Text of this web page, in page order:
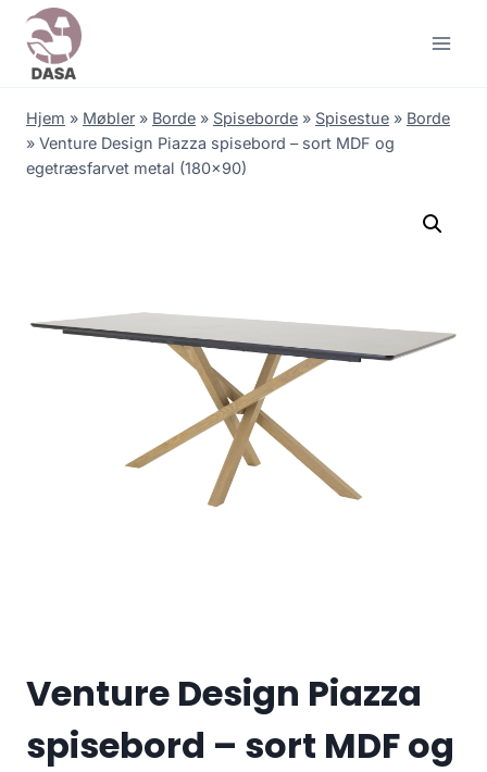
Skip
content
Hjem » Møbler » Borde » Spiseborde » Spisestue » Borde
» Venture Design Piazza spisebord – sort MDF og
egetræsfarvet metal (180×90)
Venture Design Piazza
spisebord – sort MDF og